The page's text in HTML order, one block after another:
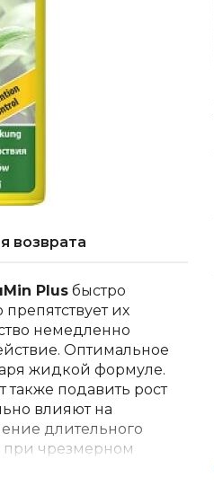
возврата
Plus быстро
их
немедленно
Оптимальное
жидкой формуле.
подавить рост
влияют на
длительного
при чрезмерном
уровень